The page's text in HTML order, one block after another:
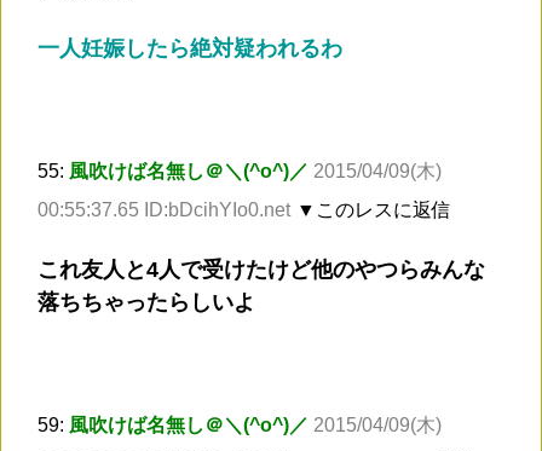
一人妊娠したら絶対疑われるわ
55: 風吹けば名無し＠＼(^o^)／ 2015/04/09(木)
00:55:37.65 ID:bDcihYIo0.net ▼このレスに返信
これ友人と4人で受けたけど他のやつらみんな
落ちちゃったらしいよ
59: 風吹けば名無し＠＼(^o^)／ 2015/04/09(木)